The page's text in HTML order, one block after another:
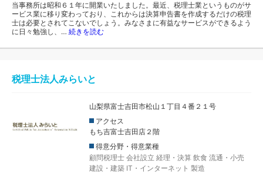
当事務所は昭和６１年に開業いたしました。最近、税理士業というものがサ
ービス業に移り変わっており、これからは決算申告書を作成するだけの税理
士は必要とされてこないでしょう。みなさまに有益なサービスができるよう
に日々勉強し、… 続きを読む
税理士法人みらいと
山梨県富士吉田市松山１丁目４番２１号
アクセス
もち吉富士吉田店２階
得意分野・得意業種
顧問税理士 会社設立 経理・決算 飲食 流通・小売
建設・建築 IT・インターネット 製造